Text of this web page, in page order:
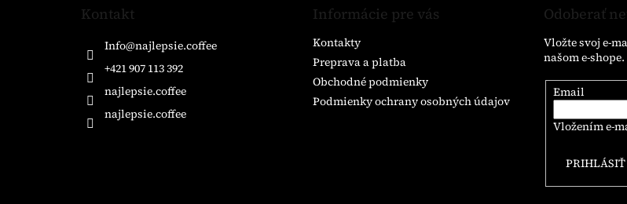
Kontakt
Info@najlepsie.coffee
+421 907 113 392
najlepsie.coffee
najlepsie.coffee
Informácie pre vás
Kontakty
Preprava a platba
Obchodné podmienky
Podmienky ochrany osobných údajov
Odoberať
Vložte svoj e-
našom e-shope.
Email
Vložením e-
PRIHLÁSIŤ